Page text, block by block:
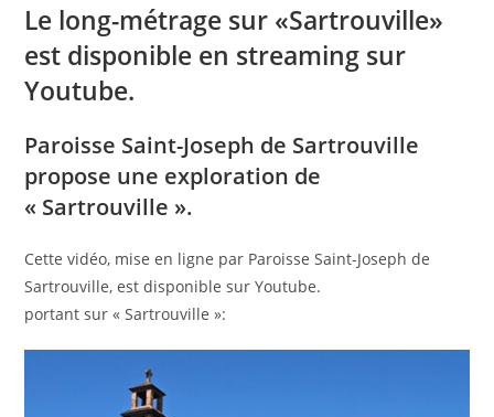
Le long-métrage sur «Sartrouville»
est disponible en streaming sur
Youtube.
Paroisse Saint-Joseph de Sartrouville
propose une exploration de
« Sartrouville ».
Cette vidéo, mise en ligne par Paroisse Saint-Joseph de
Sartrouville, est disponible sur Youtube.
portant sur « Sartrouville »: